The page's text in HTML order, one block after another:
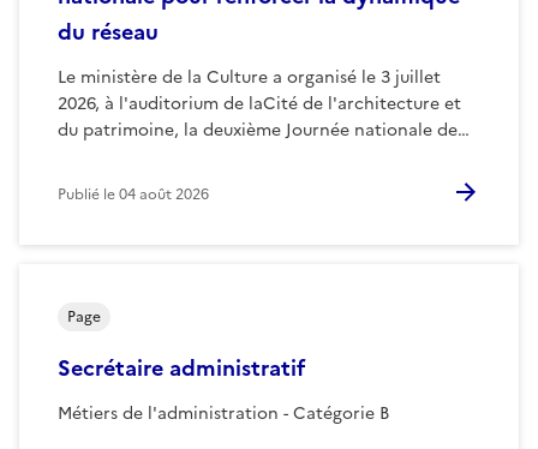
du réseau
Le ministère de la Culture a organisé le 3 juillet
2026, à l'auditorium de laCité de l'architecture et
du patrimoine, la deuxième Journée nationale de…
Publié le04 août 2026
Secrétaire administratif
Métiers de l'administration - Catégorie B
Page